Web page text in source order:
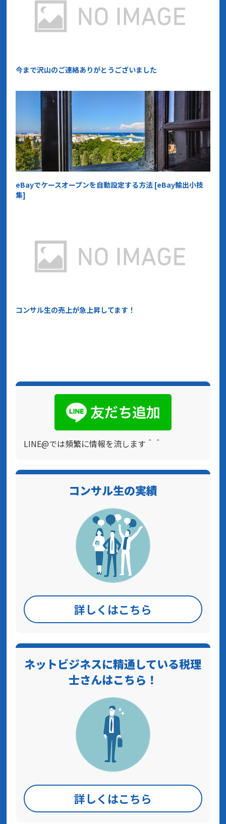
今まで沢山のご連絡ありがとうございました
eBayでケースオープンを自動設定する方法 [eBay輸出小技
集]
コンサル生の売上が急上昇してます！
LINE@では頻繁に情報を流します＾＾
コンサル生の実績
詳しくはこちら
ネットビジネスに精通している税理
士さんはこちら！
詳しくはこちら